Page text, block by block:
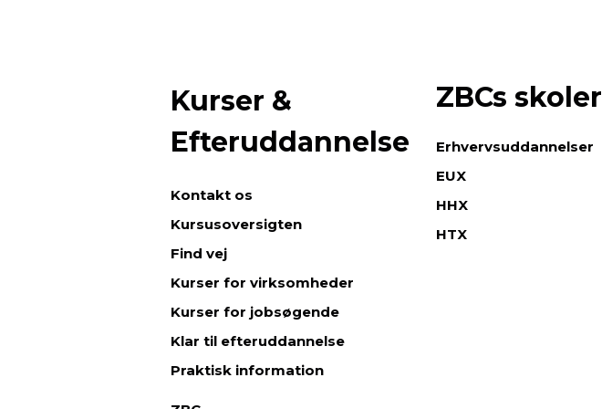
Kurser &
Efteruddannelse
Kontakt os
Kursusoversigten
Find vej
Kurser for virksomheder
Kurser for jobsøgende
Klar til efteruddannelse
Praktisk information
ZBCs skoler
Erhvervsuddannelser
EUX
HHX
HTX